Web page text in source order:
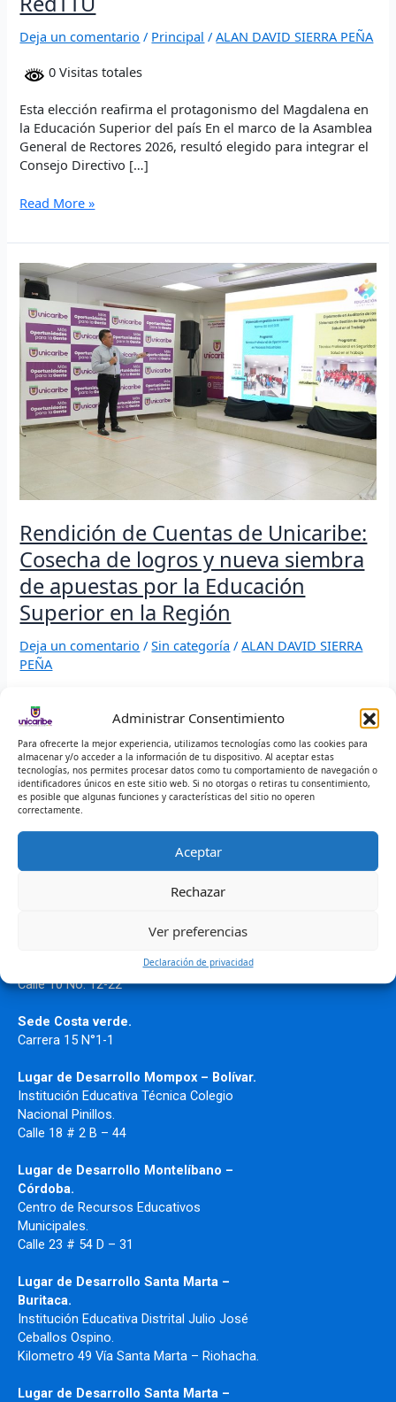
Administrar Consentimiento
Para ofrecerte la mejor experiencia, utilizamos tecnologías como las cookies para
almacenar y/o acceder a la información de tu dispositivo. Al aceptar estas
tecnologías, nos permites procesar datos como tu comportamiento de navegación o
identificadores únicos en este sitio web. Si no otorgas o retiras tu consentimiento,
es posible que algunas funciones y características del sitio no operen
correctamente.
Aceptar
Rechazar
Ver preferencias
Declaración de privacidad
Deja un comentario / Principal /ALAN DAVID SIERRA PEÑA
0 Visitas totales
Esta elección reafirma el protagonismo del Magdalena en
la Educación Superior del país En el marco de la Asamblea
General de Rectores 2026, resultó elegido para integrar el
Consejo Directivo […]
Read More »
Rendición de Cuentas de Unicaribe:
Cosecha de logros y nueva siembra
de apuestas por la Educación
Superior en la Región
Deja un comentario /Sin categoría /ALAN DAVID SIERRA
PEÑA
El rector de la Institución Universitaria del Caribe (IUC),
Leonardo Pérez Suescún, presidió esta audiencia que
permitió a la comunidad cienaguera, magdalenense y
caribeña, dimensionar el impacto de una Casa
Rendición
de
Cuentas
de
Unicaribe:
Cosecha
de
logros
nueva
apuestas
la
Educación
Superior
en
la
Región
Read More »
Sede Principal Ciénaga
Calle 10 No. 12-22
Sede Costa verde.
Carrera 15 N°1-1
Lugar de Desarrollo Mompox – Bolívar.
Institución Educativa Técnica Colegio
Nacional Pinillos.
Calle 18 # 2 B – 44
Lugar de Desarrollo Montelíbano –
Córdoba.
Centro de Recursos Educativos
Municipales.
Calle 23 # 54 D – 31
Lugar de Desarrollo Santa Marta –
Buritaca.
Institución Educativa Distrital Julio José
Ceballos Ospino.
Kilometro 49 Vía Santa Marta – Riohacha.
Lugar de Desarrollo Santa Marta –